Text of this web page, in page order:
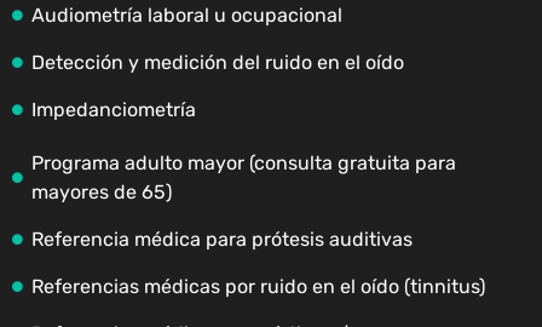
Audiometría laboral u ocupacional
Detección y medición del ruido en el oído
Impedanciometría
Programa adulto mayor (consulta gratuita para
mayores de 65)
Referencia médica para prótesis auditivas
Referencias médicas por ruido en el oído (tinnitus)